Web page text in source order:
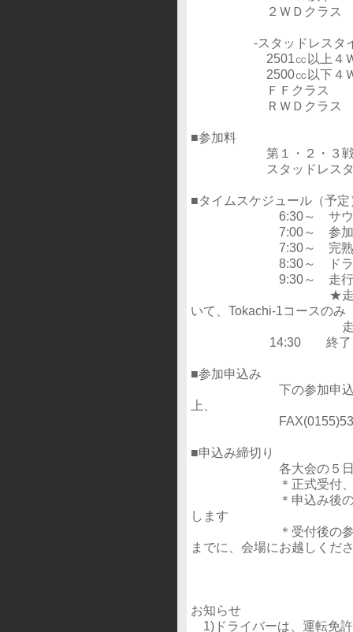
２ＷＤクラス
‐スタッドレスタイ
2501㏄以上４Ｗ
2500㏄以下４Ｗ
ＦＦクラス
ＲＷＤクラス
■参加料
第１・２・３
スタッドレスタイ
■タイムスケジュール（予定
6:30～ サウスゲ
7:00～ 参加
7:30～ 完熟
8:30～ ドライバ
9:30～ 走行開
★走行は、ウイン
いて、Tokachi-1コースのみ
走行し
14:30 終了
■参加申込み
下の参加申込書(pdf)
上、
FAX(0155)53-3366
■申込み締切り
各大会の５日前（火
＊正式受付、参加料
＊申込み後のキャン
します
＊受付後の参加受理
までに、会場にお越しくだ
お知らせ
1)ドライバーは、運転免